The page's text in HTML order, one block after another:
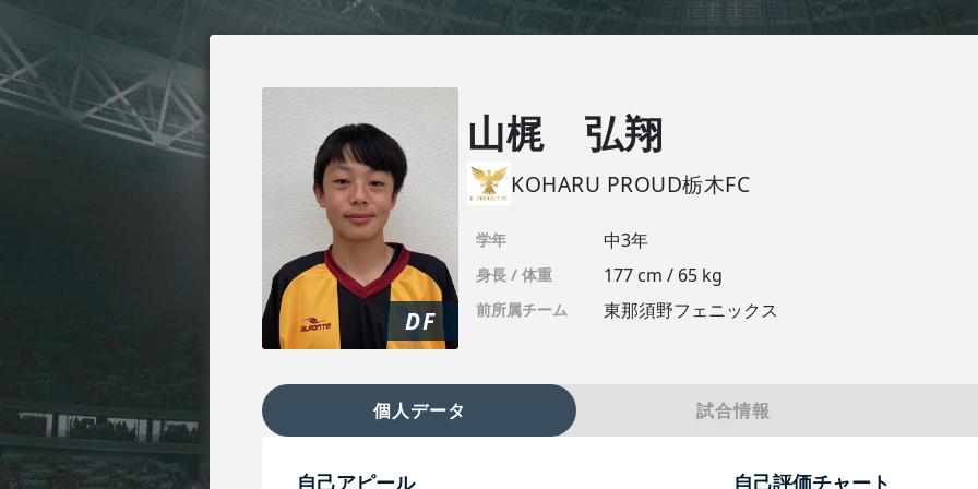
DF
山梶 弘翔
KOHARU PROUD栃木FC
学年 中3年
身長 / 体重 177 cm / 65 kg
前所属チーム 東那須野フェニックス
個人データ 試合情報
自己アピール 自己評価チャート